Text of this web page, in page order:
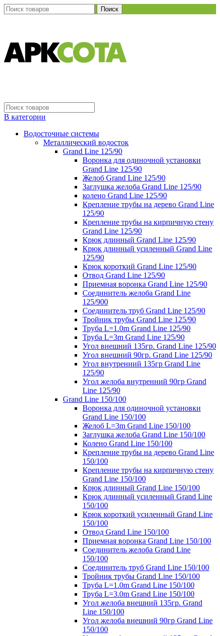
Поиск
В категории
Водосточные системы
Металлический водосток
Grand Line 125/90
Воронка для одиночной установки
Grand Line 125/90
Желоб Grand Line 125/90
Заглушка желоба Grand Line 125/90
колено Grand Line 125/90
Крепление трубы на дерево Grand Line
125/90
Крепление трубы на кирпичную стену
Grand Line 125/90
Крюк длинный Grand Line 125/90
Крюк длинный усиленный Grand Line
125/90
Крюк короткий Grand Line 125/90
Отвод Grand Line 125/90
Приемная воронка Grand Line 125/90
Соединитель желоба Grand Line
125/900
Соединитель труб Grand Line 125/90
Тройник трубы Grand Line 125/90
Труба L=1.0m Grand Line 125/90
Труба L=3m Grand Line 125/90
Угол внешний 135гр. Grand Line 125/90
Угол внешний 90гр. Grand Line 125/90
Угол внутренний 135гр Grand Line
125/90
Угол желоба внутренний 90гр Grand
Line 125/90
Grand Line 150/100
Воронка для одиночной установки
Grand Line 150/100
Желоб L=3m Grand Line 150/100
Заглушка желоба Grand Line 150/100
Колено Grand Line 150/100
Крепление трубы на дерево Grand Line
150/100
Крепление трубы на кирпичную стену
Grand Line 150/100
Крюк длинный Grand Line 150/100
Крюк длинный усиленный Grand Line
150/100
Крюк короткий усиленный Grand Line
150/100
Отвод Grand Line 150/100
Приемная воронка Grand Line 150/100
Соединитель желоба Grand Line
150/100
Соединитель труб Grand Line 150/100
Тройник трубы Grand Line 150/100
Труба L=1.0m Grand Line 150/100
Труба L=3.0m Grand Line 150/100
Угол желоба внешний 135гр. Grand
Line 150/100
Угол желоба внешний 90гр Grand Line
150/100